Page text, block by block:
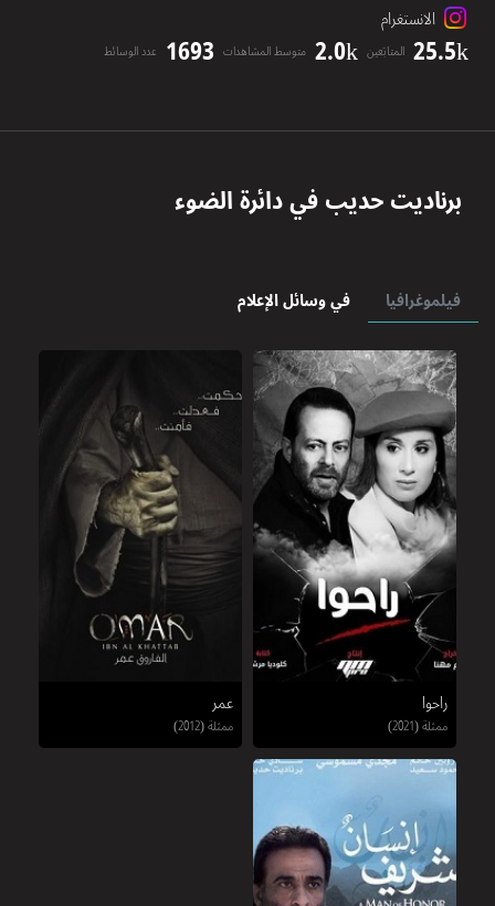
الانستغرام
25.5k المتابَعين 2.0k متوسط المشاهدات 1693 عدد الوسائط
برناديت حديبفي دائرة الضوء
فيلموغرافيا في وسائل الإعلام
راحوا
ممثلة (2021)
عمر
ممثلة (2012)